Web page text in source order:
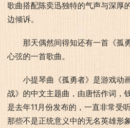
歌曲搭配陈奕迅独特的气声与深厚
边倾诉。
那天偶然间得知还有一首《孤
心弦的一首歌曲。
小提琴曲《孤勇者》是游戏动
战》的中文主题曲，由唐恬作词，
是去年11月份发布的，一直非常受
那些不是正统意义中的无名英雄形